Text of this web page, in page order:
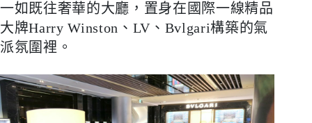
一如既往奢華的大廳，置身在國際一線精品
大牌Harry Winston 、 LV 、 Bvlgari構築的氣
派氛圍裡。